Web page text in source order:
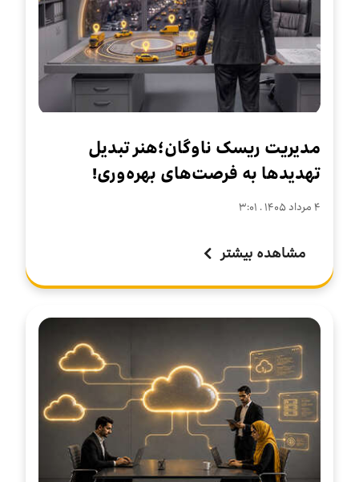
مدیریت ریسک ناوگان؛هنر تبدیل
تهدیدها به فرصت‌های بهره‌وری!
۴ مرداد ۱۴۰۵ . ۳:۰۱
مشاهده بیشتر